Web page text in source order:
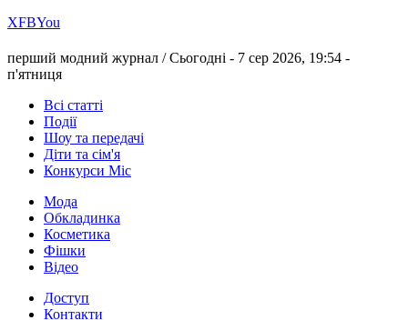
ХFBYou
перший модний журнал /Сьогодні - 7 сер 2026, 19:54 -
п'ятниця
Всі статті
Події
Шоу та передачі
Діти та сім'я
Конкурси Міс
Мода
Обкладинка
Косметика
Фішки
Відео
Доступ
Контакти